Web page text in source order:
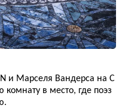
и Марселя Вандерса на C
в место, где поэз